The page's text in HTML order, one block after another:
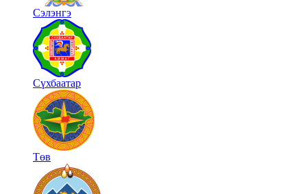
Сэлэнгэ
Сүхбаатар
Төв